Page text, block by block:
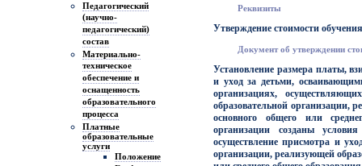
Педагогический
(научно-
педагогический)
состав
Материально-
техническое
обеспечение и
оснащенность
образовательного
процесса
Платные
образовательные
услуги
Положение
Реквизиты
Утверждение стоимости
Документ об утверждении
Установление размера платы,
и уход за детьми,
организациях,
образовательной организации,
основного общего или
организации созданы
осуществление присмотра и
организации, реализующей